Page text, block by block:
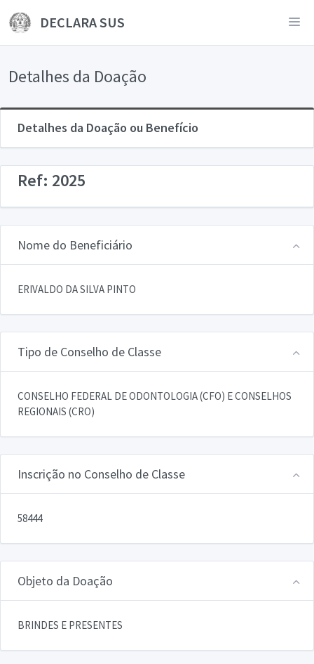
DECLARA SUS
Detalhes da Doação
Detalhes da Doação ou Benefício
Ref: 2025
Nome do Beneficiário
ERIVALDO DA SILVA PINTO
Tipo de Conselho de Classe
CONSELHO FEDERAL DE ODONTOLOGIA (CFO) E CONSELHOS
REGIONAIS (CRO)
Inscrição no Conselho de Classe
58444
Objeto da Doação
BRINDES E PRESENTES